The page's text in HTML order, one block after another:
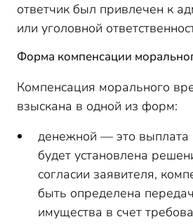
ответчик был привлечен к
или уголовной
Форма компенсации
Компенсация морального
взыскана в одной из форм:
денежной — это выплата
будет установлена
согласии заявителя,
быть определена
имущества в счет